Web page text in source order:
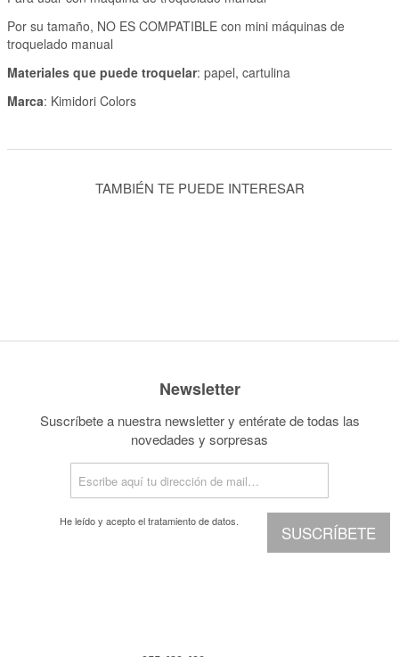
Por su tamaño, NO ES COMPATIBLE con mini máquinas de
troquelado manual
Materiales que puede troquelar: papel, cartulina
Marca: Kimidori Colors
TAMBIÉN TE PUEDE INTERESAR
Newsletter
Suscríbete a nuestra newsletter y entérate de todas las
novedades y sorpresas
SUSCRÍBETE
He leído y acepto eltratamiento de datos.